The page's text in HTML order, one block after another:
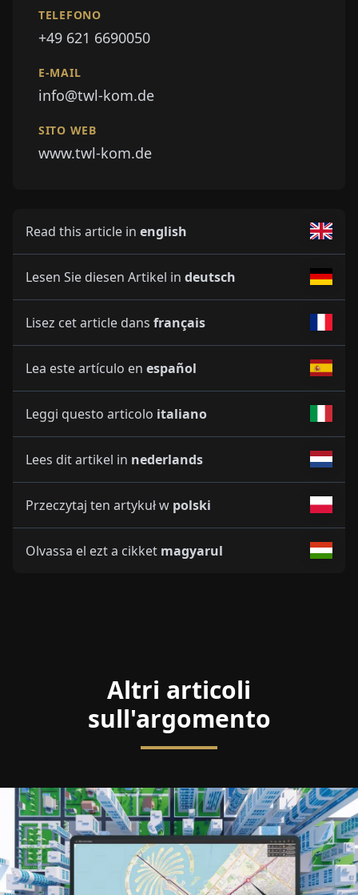
TELEFONO
+49 621 6690050
E-MAIL
info@twl-kom.de
SITO WEB
www.twl-kom.de
Read this article in english
Lesen Sie diesen Artikel in deutsch
Lisez cet article dans français
Lea este artículo en español
Leggi questo articolo italiano
Lees dit artikel in nederlands
Przeczytaj ten artykuł w polski
Olvassa el ezt a cikket magyarul
Altri articoli
sull'argomento